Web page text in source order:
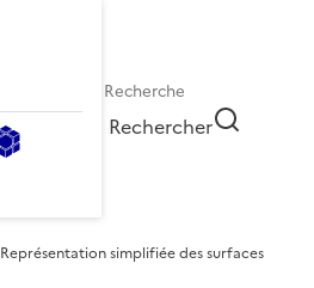
Rechercher
Représentation simplifiée des surfaces